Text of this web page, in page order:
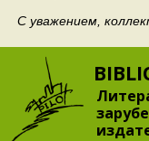
С уважением,